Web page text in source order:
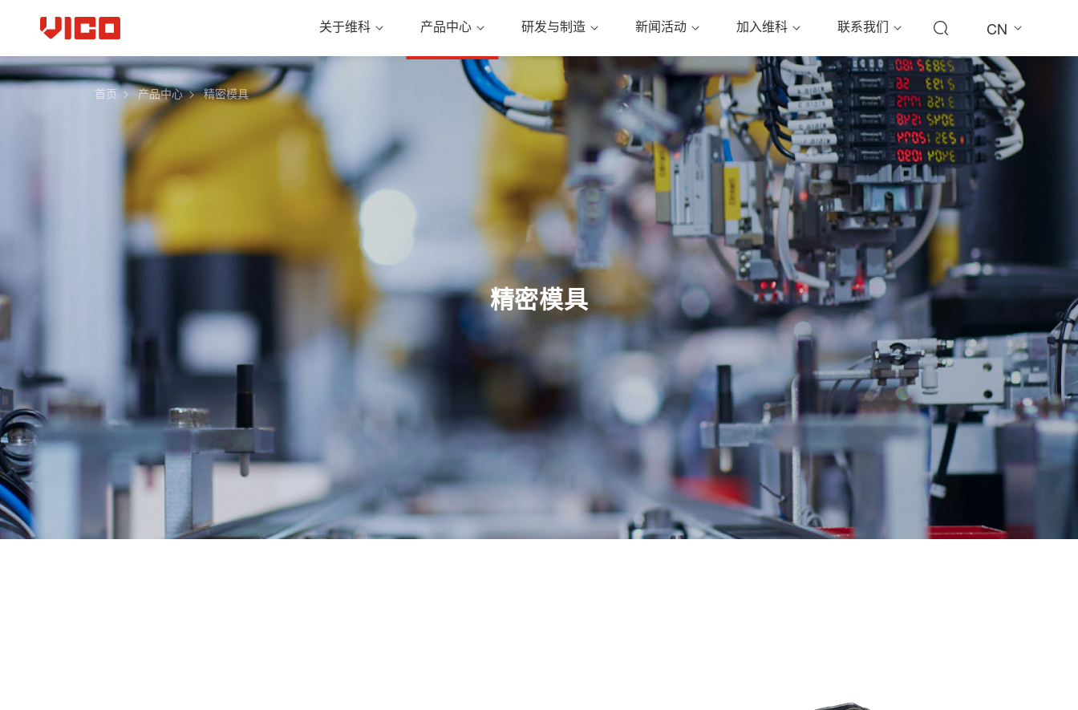
关于维科 产品中心 研发与制造 新闻活动 加入维科 联系我们 CN
首页 产品中心 精密模具
精密模具